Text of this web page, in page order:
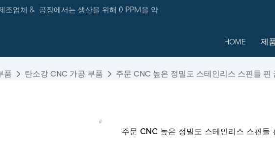
조업체 & 공장에서는 생산을 위해 0 PPM을 약
HOME 제
품 탄소강 CNC 가공 부품 주문 CNC 높은 정밀도 스테인리스 스핀들 핀
주문 CNC 높은 정밀도 스테인리스 스핀들